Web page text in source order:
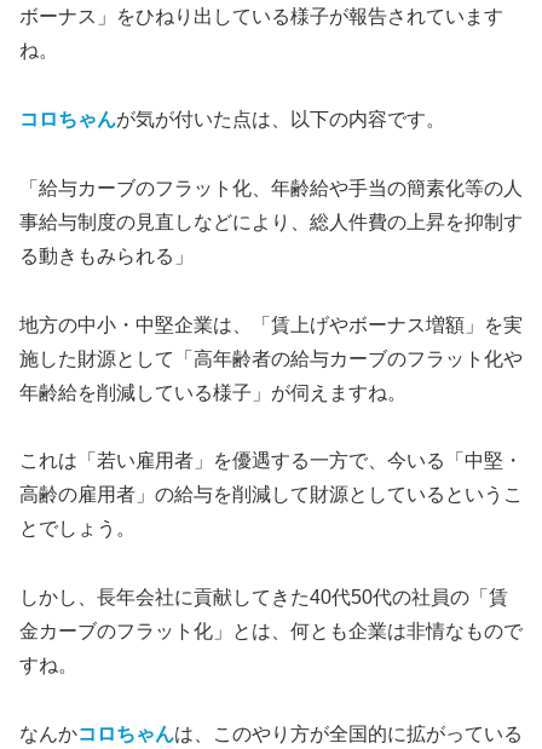
ボーナス」をひねり出している様子が報告されています
ね。
コロちゃんが気が付いた点は、以下の内容です。
「給与カーブのフラット化、年齢給や手当の簡素化等の人
事給与制度の見直しなどにより、総人件費の上昇を抑制す
る動きもみられる」
地方の中小・中堅企業は、「賃上げやボーナス増額」を実
施した財源として「高年齢者の給与カーブのフラット化や
年齢給を削減している様子」が伺えますね。
これは「若い雇用者」を優遇する一方で、今いる「中堅・
高齢の雇用者」の給与を削減して財源としているというこ
とでしょう。
しかし、長年会社に貢献してきた40代50代の社員の「賃
金カーブのフラット化」とは、何とも企業は非情なもので
すね。
なんかコロちゃんは、このやり方が全国的に拡がっている